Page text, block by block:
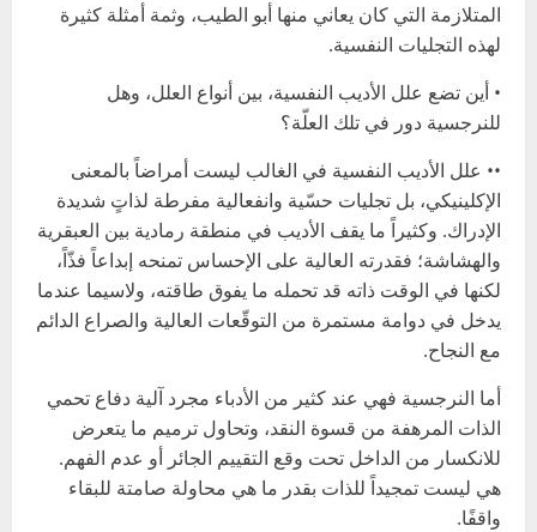
المتلازمة التي كان يعاني منها أبو الطيب، وثمة أمثلة كثيرة
لهذه التجليات النفسية.
• أين تضع علل الأديب النفسية، بين أنواع العلل، وهل
للنرجسية دور في تلك العلّة؟
•• علل الأديب النفسية في الغالب ليست أمراضاً بالمعنى
الإكلينيكي، بل تجليات حسّية وانفعالية مفرطة لذاتٍ شديدة
الإدراك. وكثيراً ما يقف الأديب في منطقة رمادية بين العبقرية
والهشاشة؛ فقدرته العالية على الإحساس تمنحه إبداعاً فذّاً،
لكنها في الوقت ذاته قد تحمله ما يفوق طاقته، ولاسيما عندما
يدخل في دوامة مستمرة من التوقّعات العالية والصراع الدائم
مع النجاح.
أما النرجسية فهي عند كثير من الأدباء مجرد آلية دفاع تحمي
الذات المرهفة من قسوة النقد، وتحاول ترميم ما يتعرض
للانكسار من الداخل تحت وقع التقييم الجائر أو عدم الفهم.
هي ليست تمجيداً للذات بقدر ما هي محاولة صامتة للبقاء
واقفًا.